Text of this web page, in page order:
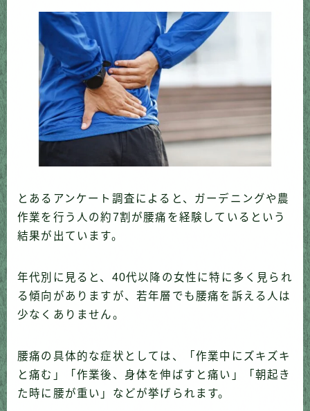
とあるアンケート調査によると、ガーデニングや農
作業を行う人の約7割が腰痛を経験しているという
結果が出ています。
年代別に見ると、40代以降の女性に特に多く見られ
る傾向がありますが、若年層でも腰痛を訴える人は
少なくありません。
腰痛の具体的な症状としては、「作業中にズキズキ
と痛む」「作業後、身体を伸ばすと痛い」「朝起き
た時に腰が重い」などが挙げられます。